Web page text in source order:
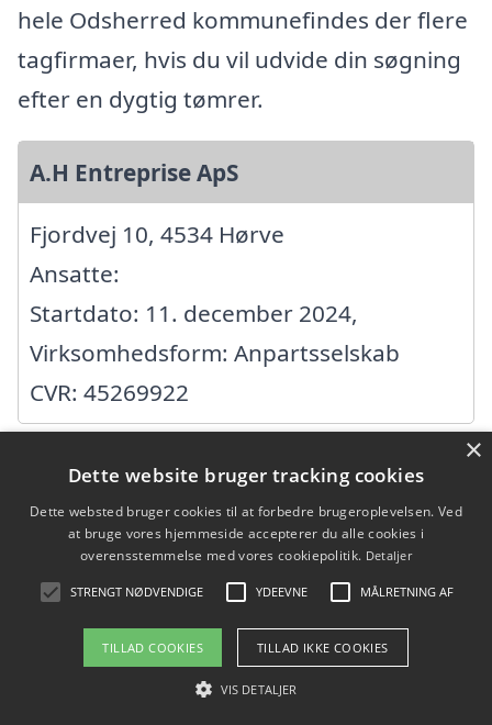
hele Odsherred kommunefindes der flere
tagfirmaer, hvis du vil udvide din søgning
efter en dygtig tømrer.
A.H Entreprise ApS
Fjordvej 10, 4534 Hørve
Ansatte:
Startdato: 11. december 2024,
Virksomhedsform: Anpartsselskab
CVR: 45269922
AK Konstruktioner
Dalvang 1, 4500 Nykøbing SJ
Ansatte: 0
Virksomhedsform:
Enkeltmandsvirksomhed
×
Dette website bruger tracking cookies
Dette websted bruger cookies til at forbedre brugeroplevelsen. Ved
at bruge vores hjemmeside accepterer du alle cookies i
overensstemmelse med vores cookiepolitik. Detaljer
STRENGT NØDVENDIGE YDEEVNE MÅLRETNING AF
TILLAD COOKIES TILLAD IKKE COOKIES
VIS DETALJER